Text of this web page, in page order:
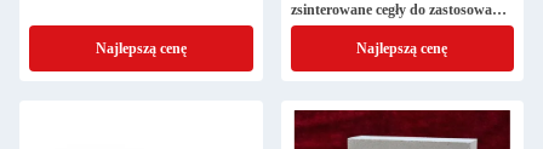
Najlepszą cenę
zsinterowane cegły do zastosowań
w piecach szklanych
Najlepszą cenę